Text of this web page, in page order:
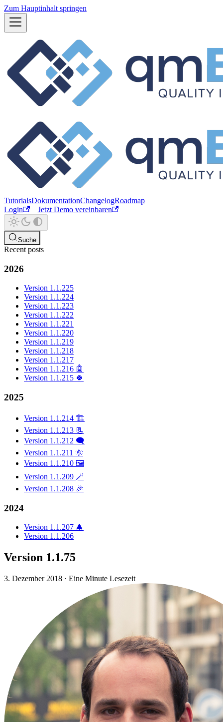
Zum Hauptinhalt springen
TutorialsDokumentationChangelogRoadmap
Login
Jetzt Demo vereinbaren
Suche
Recent posts
2026
Version 1.1.225
Version 1.1.224
Version 1.1.223
Version 1.1.222
Version 1.1.221
Version 1.1.220
Version 1.1.219
Version 1.1.218
Version 1.1.217
Version 1.1.216 🤖
Version 1.1.215 🍀
2025
Version 1.1.214 🏗️
Version 1.1.213 📃
Version 1.1.212 🗨️
Version 1.1.211 🌞
Version 1.1.210 🖼️
Version 1.1.209 🪄
Version 1.1.208 🎉
2024
Version 1.1.207 🎄
Version 1.1.206
Version 1.1.75
3. Dezember 2018 · Eine Minute Lesezeit